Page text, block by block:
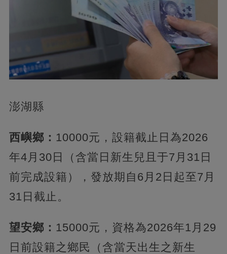
澎湖縣
西嶼鄉： 10000元，設籍截止日為2026
年4月30日（含當日新生兒且于7月31日
前完成設籍），發放期自6月2日起至7月
31日截止。
望安鄉： 15000元，資格為2026年1月29
日前設籍之鄉民（含當天出生之新生